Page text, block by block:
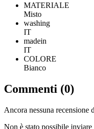
MATERIALE
Misto
washing
IT
madein
IT
COLORE
Bianco
Commenti (0)
Ancora nessuna recensione
Non è stato possibile